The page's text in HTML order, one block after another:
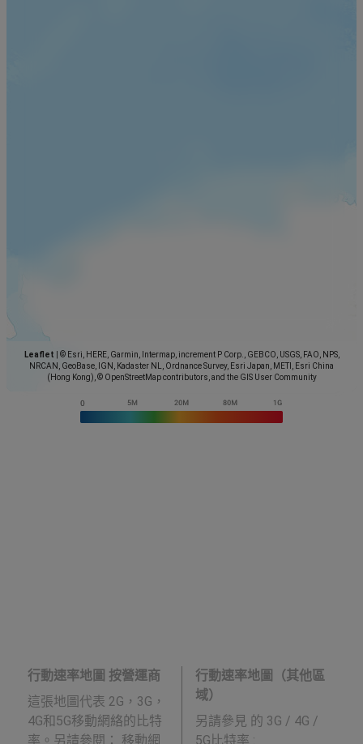
Leaflet
© Esri, HERE, Garmin, Intermap, increment P Corp., GEBCO, USGS, FAO, NPS,
NRCAN, GeoBase, IGN, Kadaster NL, Ordnance Survey, Esri Japan, METI, Esri China
(Hong Kong), © OpenStreetMap contributors, and the GIS User Community
行動速率地圖 按營運商
這張地圖代表 2G，3G，
4G和5G移動網絡的比特
率。另請參閱： 移動網
行動速率地圖（其他區
域）
另請參見 的 3G / 4G /
5G比特率 :